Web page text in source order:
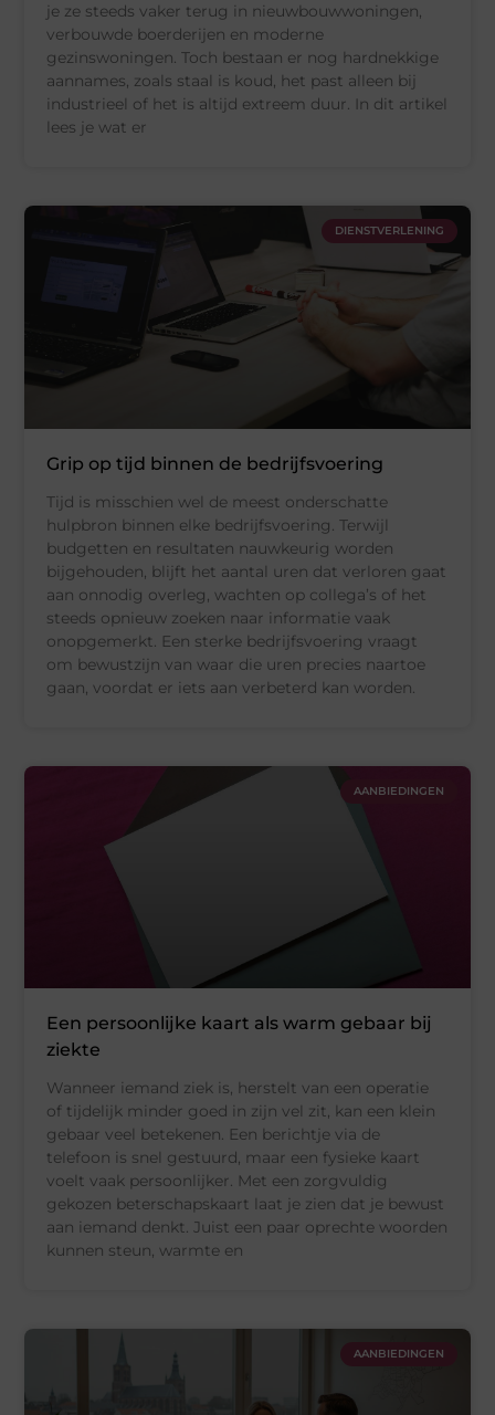
je ze steeds vaker terug in nieuwbouwwoningen,
verbouwde boerderijen en moderne
gezinswoningen. Toch bestaan er nog hardnekkige
aannames, zoals staal is koud, het past alleen bij
industrieel of het is altijd extreem duur. In dit artikel
lees je wat er
DIENSTVERLENING
Grip op tijd binnen de bedrijfsvoering
Tijd is misschien wel de meest onderschatte
hulpbron binnen elke bedrijfsvoering. Terwijl
budgetten en resultaten nauwkeurig worden
bijgehouden, blijft het aantal uren dat verloren gaat
aan onnodig overleg, wachten op collega’s of het
steeds opnieuw zoeken naar informatie vaak
onopgemerkt. Een sterke bedrijfsvoering vraagt
om bewustzijn van waar die uren precies naartoe
gaan, voordat er iets aan verbeterd kan worden.
AANBIEDINGEN
Een persoonlijke kaart als warm gebaar bij
ziekte
Wanneer iemand ziek is, herstelt van een operatie
of tijdelijk minder goed in zijn vel zit, kan een klein
gebaar veel betekenen. Een berichtje via de
telefoon is snel gestuurd, maar een fysieke kaart
voelt vaak persoonlijker. Met een zorgvuldig
gekozen beterschapskaart laat je zien dat je bewust
aan iemand denkt. Juist een paar oprechte woorden
kunnen steun, warmte en
AANBIEDINGEN